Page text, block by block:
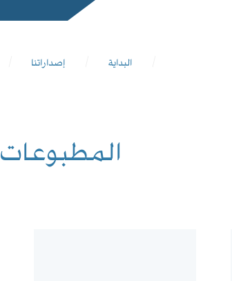
البداية إصداراتنا
المطبوعات